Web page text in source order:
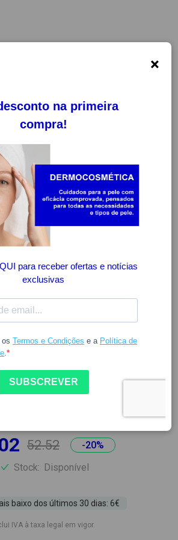
ESTROFITO
FORTE 30CAPS
PACK 2UN
52.52
-20%
Stock: Disponível
baixo dos últimos 30 dias: 6€
IVA à taxa legal em vigor.
×